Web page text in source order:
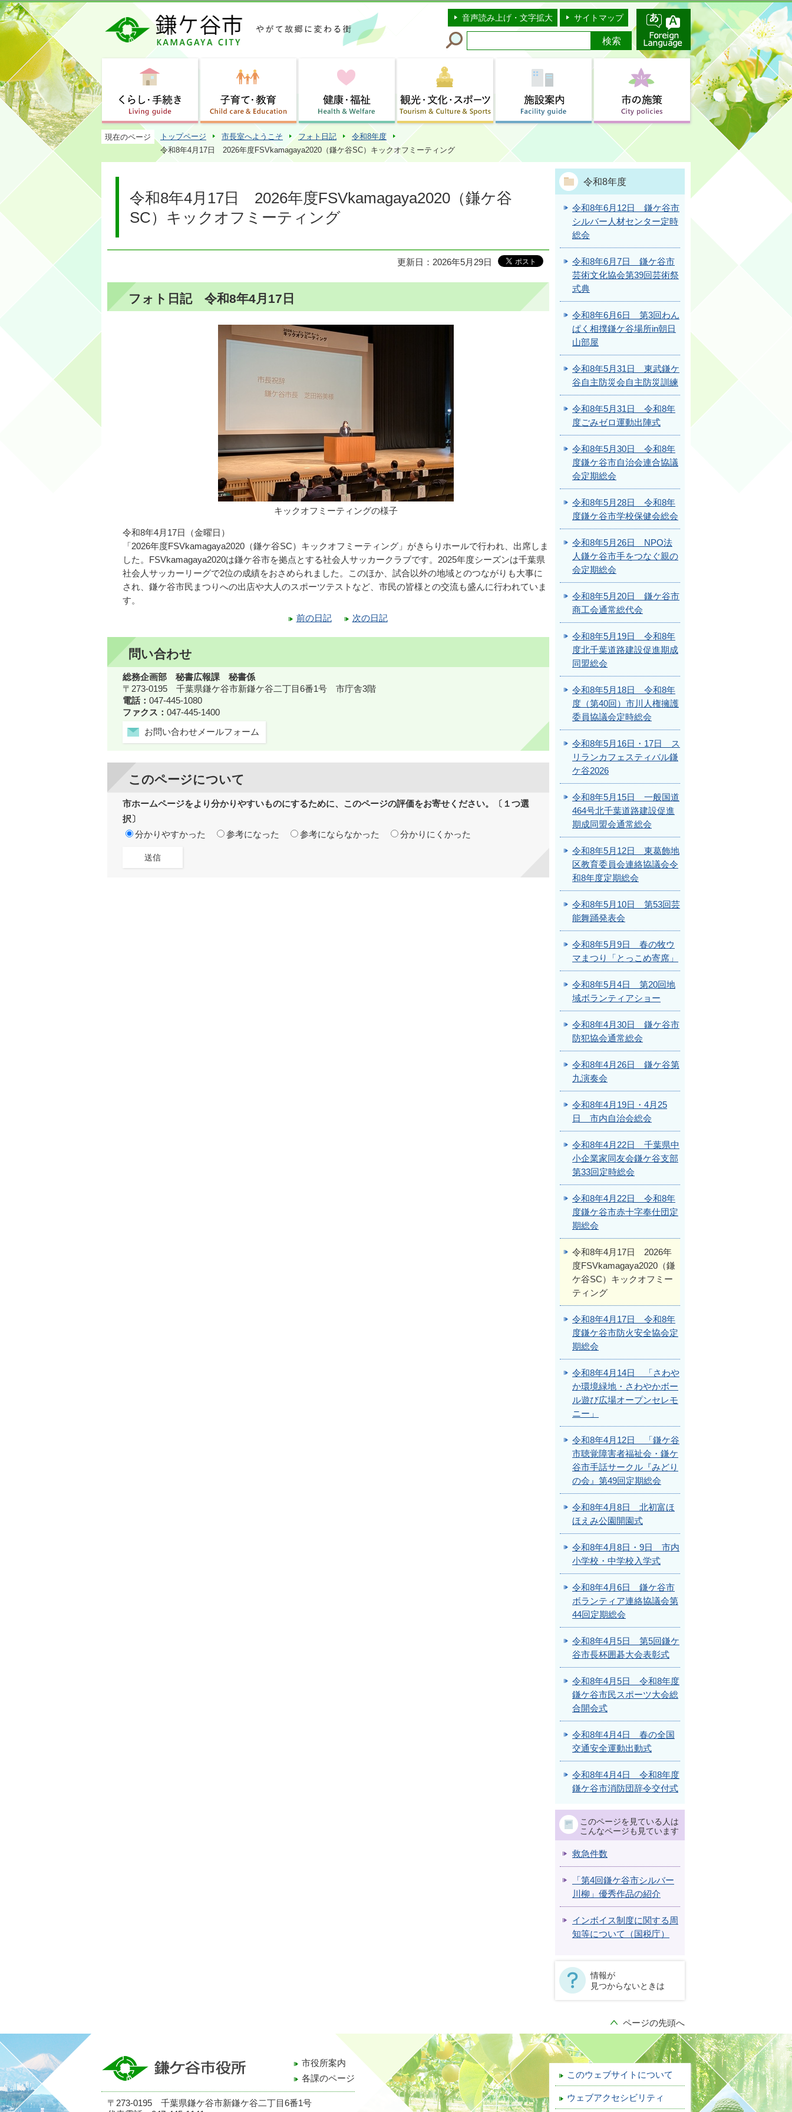
このページの本文へ移動
音声読み上げ・文字拡大 サイトマップ
現在のページ トップページ 市長室へようこそ フォト日記
令和8年度
令和8年4月17日 2026年度FSVkamagaya2020（鎌ケ谷SC）キックオフミーティング
令和8年4月17日 2026年度FSVkamagaya2020（鎌ケ谷
SC）キックオフミーティング
更新日：2026年5月29日
フォト日記 令和8年4月17日
キックオフミーティングの様子
令和8年4月17日（金曜日）
「2026年度FSVkamagaya2020（鎌ケ谷SC）キックオフミーティング」がきらりホールで行われ、出席しま
した。FSVkamagaya2020は鎌ケ谷市を拠点とする社会人サッカークラブです。2025年度シーズンは千葉県
社会人サッカーリーグで2位の成績をおさめられました。このほか、試合以外の地域とのつながりも大事に
され、鎌ケ谷市民まつりへの出店や大人のスポーツテストなど、市民の皆様との交流も盛んに行われていま
す。
前の日記
次の日記
問い合わせ
総務企画部 秘書広報課 秘書係
〒273-0195 千葉県鎌ケ谷市新鎌ケ谷二丁目6番1号 市庁舎3階
電話： 047-445-1080
ファクス： 047-445-1400
お問い合わせメールフォーム
このページについて
市ホームページをより分かりやすいものにするために、このページの評価をお寄せください。〔１つ選
択〕
分かりやすかった
参考になった 参考にならなかった 分かりにくかった
令和8年度
令和8年6月12日 鎌ケ谷市
シルバー人材センター定時
総会
令和8年6月7日 鎌ケ谷市
芸術文化協会第39回芸術祭
式典
令和8年6月6日 第3回わん
ぱく相撲鎌ケ谷場所in朝日
山部屋
令和8年5月31日 東武鎌ケ
谷自主防災会自主防災訓練
令和8年5月31日 令和8年
度ごみゼロ運動出陣式
令和8年5月30日 令和8年
度鎌ケ谷市自治会連合協議
会定期総会
令和8年5月28日 令和8年
度鎌ケ谷市学校保健会総会
令和8年5月26日 NPO法
人鎌ケ谷市手をつなぐ親の
会定期総会
令和8年5月20日 鎌ケ谷市
商工会通常総代会
令和8年5月19日 令和8年
度北千葉道路建設促進期成
同盟総会
令和8年5月18日 令和8年
度（第40回）市川人権擁護
委員協議会定時総会
令和8年5月16日・17日 ス
リランカフェスティバル鎌
ケ谷2026
令和8年5月15日 一般国道
464号北千葉道路建設促進
期成同盟会通常総会
令和8年5月12日 東葛飾地
区教育委員会連絡協議会令
和8年度定期総会
令和8年5月10日 第53回芸
能舞踊発表会
令和8年5月9日 春の牧ウ
マまつり「とっこめ寄席」
令和8年5月4日 第20回地
域ボランティアショー
令和8年4月30日 鎌ケ谷市
防犯協会通常総会
令和8年4月26日 鎌ケ谷第
九演奏会
令和8年4月19日・4月25
日 市内自治会総会
令和8年4月22日 千葉県中
小企業家同友会鎌ケ谷支部
第33回定時総会
令和8年4月22日 令和8年
度鎌ケ谷市赤十字奉仕団定
期総会
令和8年4月17日 2026年
度FSVkamagaya2020（鎌
ケ谷SC）キックオフミー
ティング
令和8年4月17日 令和8年
度鎌ケ谷市防火安全協会定
期総会
令和8年4月14日 「さわや
か環境緑地・さわやかボー
ル遊び広場オープンセレモ
ニー」
令和8年4月12日 「鎌ケ谷
市聴覚障害者福祉会・鎌ケ
谷市手話サークル『みどり
の会』第49回定期総会
令和8年4月8日 北初富ほ
ほえみ公園開園式
令和8年4月8日・9日 市内
小学校・中学校入学式
令和8年4月6日 鎌ケ谷市
ボランティア連絡協議会第
44回定期総会
令和8年4月5日 第5回鎌ケ
谷市長杯囲碁大会表彰式
令和8年4月5日 令和8年度
鎌ケ谷市民スポーツ大会総
合開会式
令和8年4月4日 春の全国
交通安全運動出動式
令和8年4月4日 令和8年度
鎌ケ谷市消防団辞令交付式
このページを見ている人は
こんなページも見ています
救急件数
「第4回鎌ケ谷市シルバー
川柳」優秀作品の紹介
インボイス制度に関する周
知等について（国税庁）
情報が
見つからないときは
ページの先頭へ
市役所案内
各課のページ
〒273-0195 千葉県鎌ケ谷市新鎌ケ谷二丁目6番1号
このウェブサイトについて
ウェブアクセシビリティ